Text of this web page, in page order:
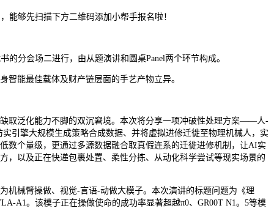
够先扫描下方二维码添加小帮手报名啦！
分会场二进行，由从题演讲和圆桌Panel两个环节构成。
能最佳载体及财产链层面的手艺产物立异。
泛化能力不脚的双沉窘境。本次将分享一项冲破性处理方案——人-
引擎大规模生成策略合成数据、并将虚拟进修迁徙至物理机械人，实
数个量级，更通过多源数据融合取真假连系的迁徙进修机制，让AI实
，以及正在快递包裹处置、柔性分拣、从动化科学尝试等现实场景的
械臂操做、视觉-言语-动做大模子。本次演讲的标题问题为《理
A1。该模子正在操做使命的成功率显著超越π0、GR00T N1。5等模